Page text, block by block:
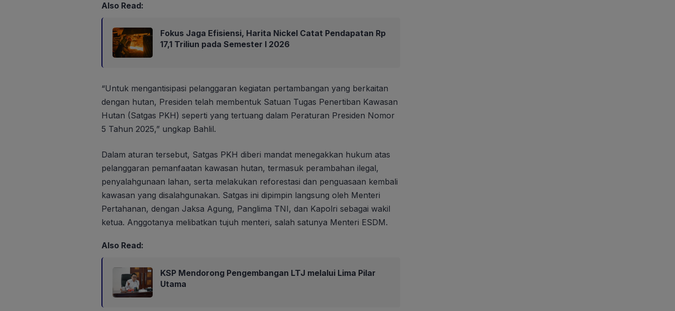
Also Read:
Fokus Jaga Efisiensi, Harita Nickel Catat Pendapatan Rp
17,1 Triliun pada Semester I 2026
“Untuk mengantisipasi pelanggaran kegiatan pertambangan yang berkaitan
dengan hutan, Presiden telah membentuk Satuan Tugas Penertiban Kawasan
Hutan (Satgas PKH) seperti yang tertuang dalam Peraturan Presiden Nomor
5 Tahun 2025,” ungkap Bahlil.
Dalam aturan tersebut, Satgas PKH diberi mandat menegakkan hukum atas
pelanggaran pemanfaatan kawasan hutan, termasuk perambahan ilegal,
penyalahgunaan lahan, serta melakukan reforestasi dan penguasaan kembali
kawasan yang disalahgunakan. Satgas ini dipimpin langsung oleh Menteri
Pertahanan, dengan Jaksa Agung, Panglima TNI, dan Kapolri sebagai wakil
ketua. Anggotanya melibatkan tujuh menteri, salah satunya Menteri ESDM.
Also Read:
KSP Mendorong Pengembangan LTJ melalui Lima Pilar
Utama